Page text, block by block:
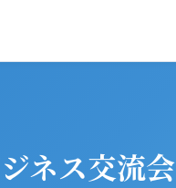
ネス交流会